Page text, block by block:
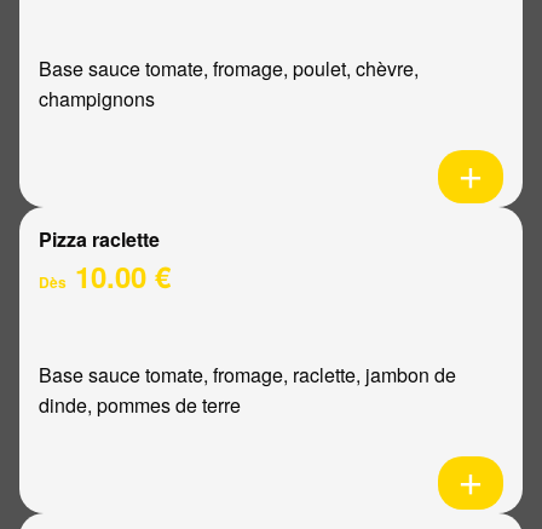
Base sauce tomate, fromage, poulet, chèvre,
champignons
Pizza raclette
Dès 10.00 €
Base sauce tomate, fromage, raclette, jambon de
dinde, pommes de terre